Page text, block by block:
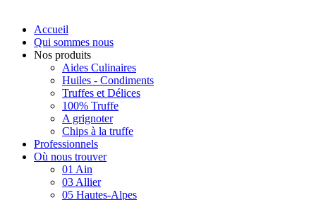
Accueil
Qui sommes nous
Nos produits
Aides Culinaires
Huiles - Condiments
Truffes et Délices
100% Truffe
A grignoter
Chips à la truffe
Professionnels
Où nous trouver
01 Ain
03 Allier
05 Hautes-Alpes